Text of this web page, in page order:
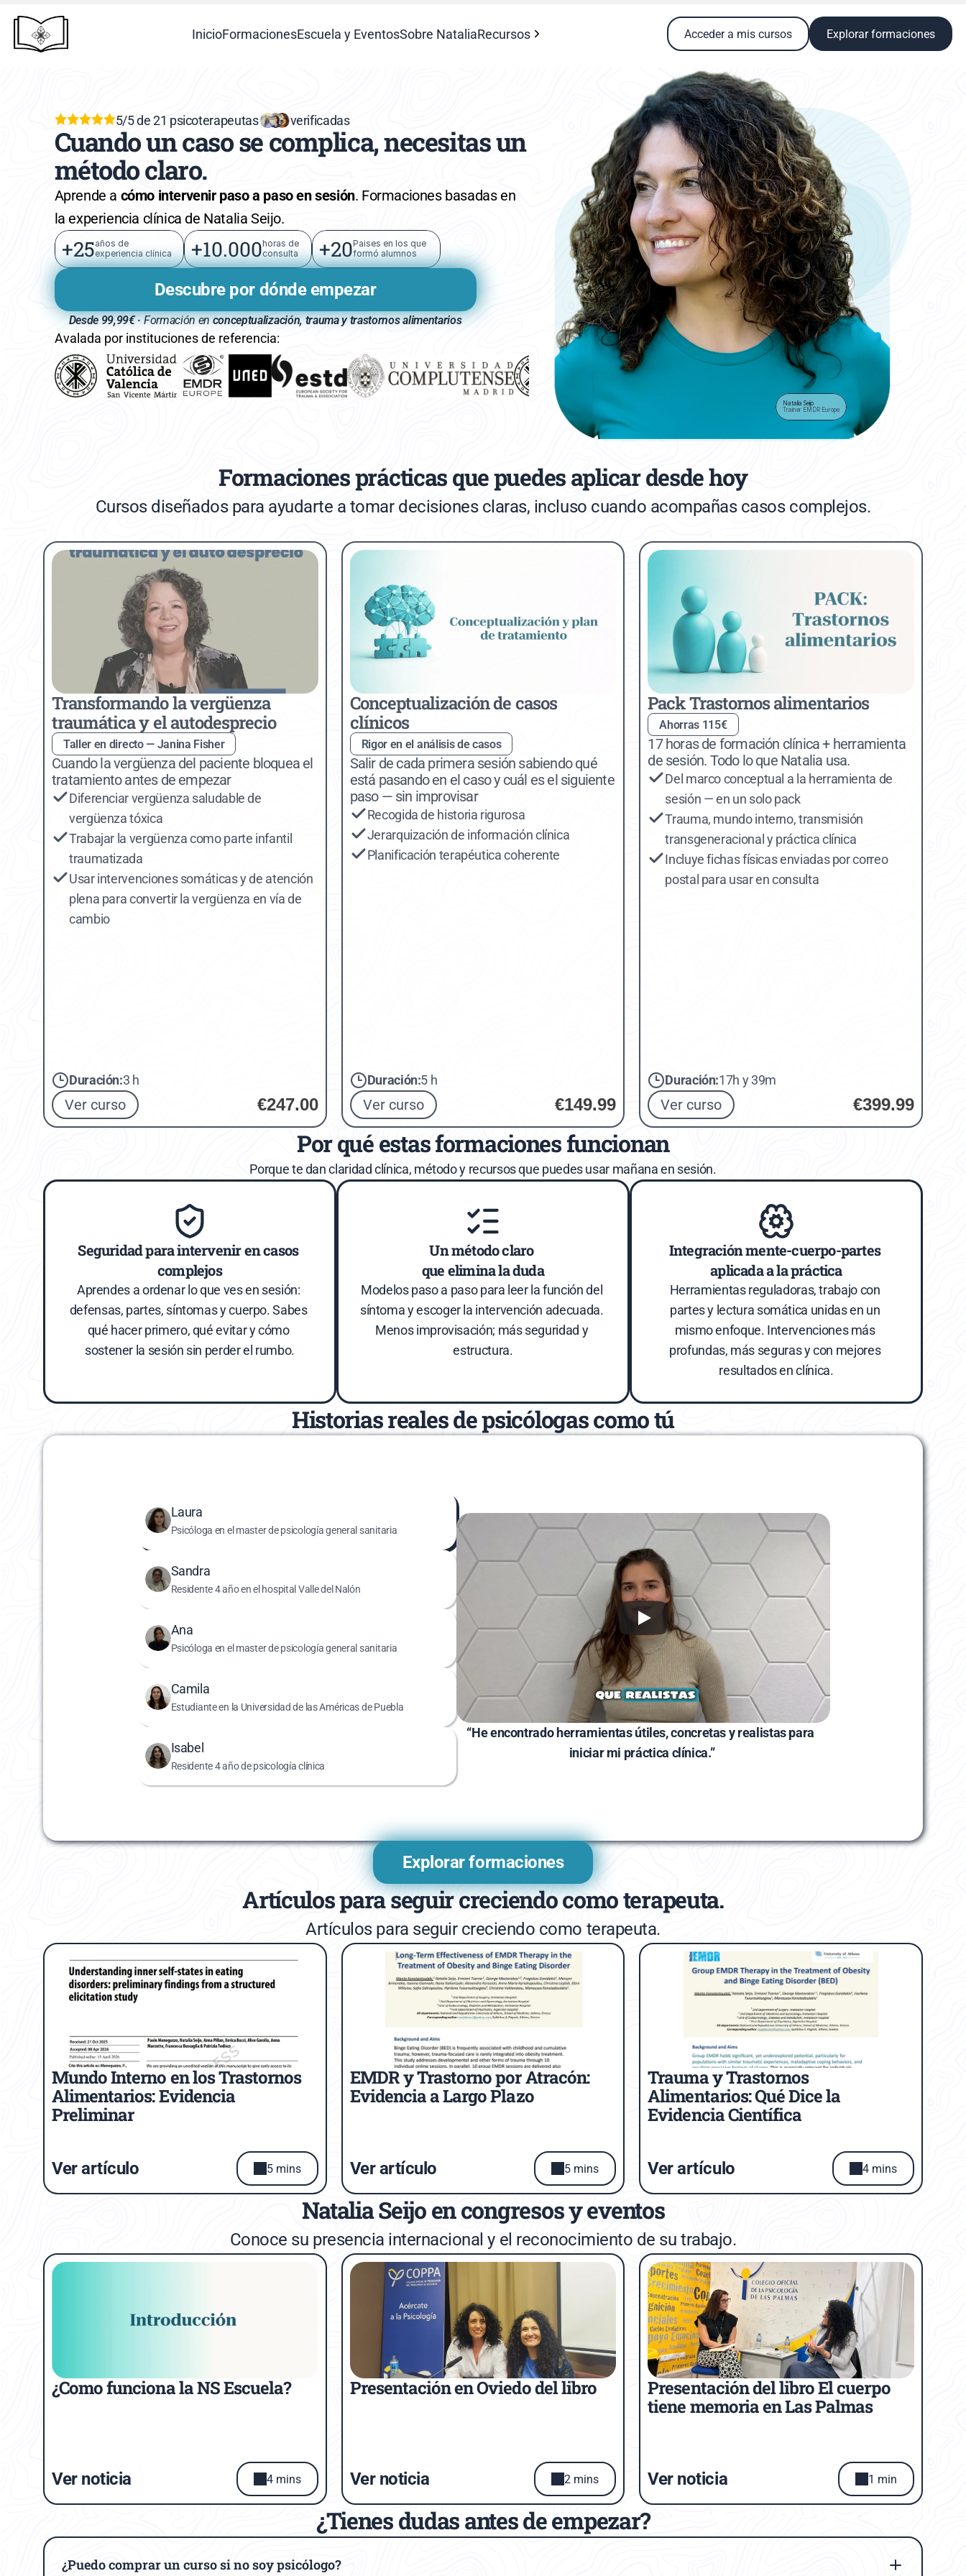
InicioFormacionesEscuela y EventosSobre NataliaRecursos Acceder a mis cursos Explorar formaciones
5/5 de 21 psicoterapeutas verificadas
Cuando un caso se complica, necesitas un
método claro.
Aprende a cómo intervenir paso a paso en sesión. Formaciones basadas en
la experiencia clínica de Natalia Seijo.
+25años de
experiencia clínica
+10.000horas de
consulta
+20Paises en los que
formó alumnos
Descubre por dónde empezar
Desde 99,99€ · Formación en conceptualización, trauma y trastornos alimentarios
Avalada por instituciones de referencia:
Natalia Seijo
Trainer EMDR Europe
Formaciones prácticas que puedes aplicar desde hoy
Cursos diseñados para ayudarte a tomar decisiones claras, incluso cuando acompañas casos complejos.
Taller en directo — Janina Fisher
Transformando la vergüenza
traumática y el autodesprecio
Cuando la vergüenza del paciente bloquea el
tratamiento antes de empezar
Diferenciar vergüenza saludable de
vergüenza tóxica
Trabajar la vergüenza como parte infantil
traumatizada
Usar intervenciones somáticas y de atención
plena para convertir la vergüenza en vía de
cambio
Duración:3 h
Ver curso €247.00
Rigor en el análisis de casos
Conceptualización de casos
clínicos
Salir de cada primera sesión sabiendo qué
está pasando en el caso y cuál es el siguiente
paso — sin improvisar
Recogida de historia rigurosa
Jerarquización de información clínica
Planificación terapéutica coherente
Duración:5 h
Ver curso €149.99
Ahorras 115€
Pack Trastornos alimentarios
17 horas de formación clínica + herramienta
de sesión. Todo lo que Natalia usa.
Del marco conceptual a la herramienta de
sesión — en un solo pack
Trauma, mundo interno, transmisión
transgeneracional y práctica clínica
Incluye fichas físicas enviadas por correo
postal para usar en consulta
Duración:17h y 39m
Ver curso €399.99
Por qué estas formaciones funcionan
Porque te dan claridad clínica, método y recursos que puedes usar mañana en sesión.
Seguridad para intervenir en casos
complejos
Aprendes a ordenar lo que ves en sesión:
defensas, partes, síntomas y cuerpo. Sabes
qué hacer primero, qué evitar y cómo
sostener la sesión sin perder el rumbo.
Un método claro
que elimina la duda
Modelos paso a paso para leer la función del
síntoma y escoger la intervención adecuada.
Menos improvisación; más seguridad y
estructura.
Integración mente-cuerpo-partes
aplicada a la práctica
Herramientas reguladoras, trabajo con
partes y lectura somática unidas en un
mismo enfoque. Intervenciones más
profundas, más seguras y con mejores
resultados en clínica.
Historias reales de psicólogas como tú
Laura
Psicóloga en el master de psicología general sanitaria
Sandra
Residente 4 año en el hospital Valle del Nalón
Ana
Psicóloga en el master de psicología general sanitaria
Camila
Estudiante en la Universidad de las Américas de Puebla
Isabel
Residente 4 año de psicología clínica
“He encontrado herramientas útiles, concretas y realistas para
iniciar mi práctica clínica.”
Explorar formaciones
Artículos para seguir creciendo como terapeuta.
Artículos para seguir creciendo como terapeuta.
Ver artículo 5 mins
Mundo Interno en los Trastornos
Alimentarios: Evidencia
Preliminar
Ver artículo 5 mins
EMDR y Trastorno por Atracón:
Evidencia a Largo Plazo
Ver artículo 4 mins
Trauma y Trastornos
Alimentarios: Qué Dice la
Evidencia Científica
Natalia Seijo en congresos y eventos
Conoce su presencia internacional y el reconocimiento de su trabajo.
Ver noticia 4 mins
¿Como funciona la NS Escuela?
Ver noticia 2 mins
Presentación en Oviedo del libro
Ver noticia 1 min
Presentación del libro El cuerpo
tiene memoria en Las Palmas
¿Tienes dudas antes de empezar?
¿Puedo comprar un curso si no soy psicólogo?